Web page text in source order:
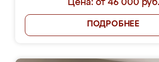
Цена: от 46 000 руб.
ПОДРОБНЕЕ